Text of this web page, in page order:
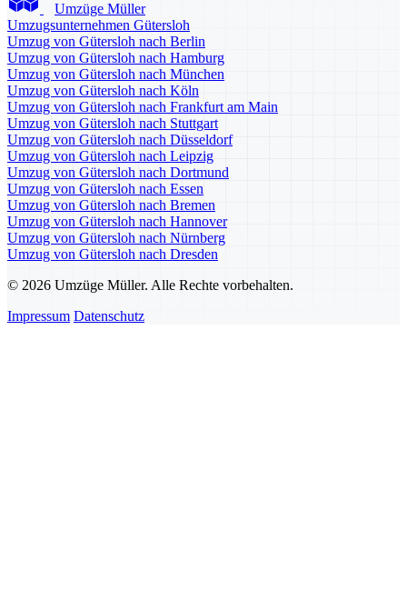
Umzüge Müller
Umzugsunternehmen Gütersloh
Umzug von Gütersloh nach Berlin
Umzug von Gütersloh nach Hamburg
Umzug von Gütersloh nach München
Umzug von Gütersloh nach Köln
Umzug von Gütersloh nach Frankfurt am Main
Umzug von Gütersloh nach Stuttgart
Umzug von Gütersloh nach Düsseldorf
Umzug von Gütersloh nach Leipzig
Umzug von Gütersloh nach Dortmund
Umzug von Gütersloh nach Essen
Umzug von Gütersloh nach Bremen
Umzug von Gütersloh nach Hannover
Umzug von Gütersloh nach Nürnberg
Umzug von Gütersloh nach Dresden
© 2026 Umzüge Müller. Alle Rechte vorbehalten.
Impressum Datenschutz